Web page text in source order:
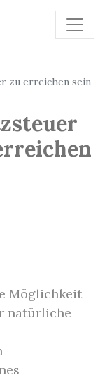
zu erreichen sein
Möglichkeit
natürliche